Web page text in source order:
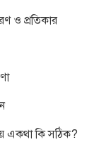
ও প্রতিকার
একথা কি সঠিক?